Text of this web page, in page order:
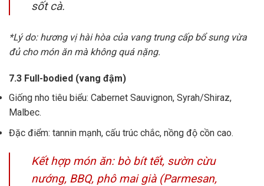
sốt cà.
*Lý do: hương vị hài hòa của vang trung cấp bổ sung vừa
đủ cho món ăn mà không quá nặng.
7.3 Full-bodied (vang đậm)
Giống nho tiêu biểu: Cabernet Sauvignon, Syrah/Shiraz,
Malbec.
Đặc điểm: tannin mạnh, cấu trúc chắc, nồng độ cồn cao.
Kết hợp món ăn: bò bít tết, sườn cừu
nướng, BBQ, phô mai già (Parmesan,